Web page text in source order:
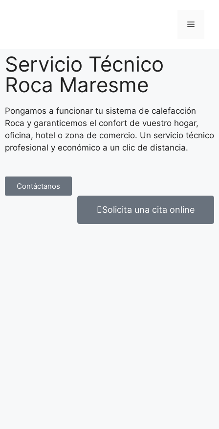
Servicio Técnico
Roca Maresme
Pongamos a funcionar tu sistema de calefacción
Roca y garanticemos el confort de vuestro hogar,
oficina, hotel o zona de comercio. Un servicio técnico
profesional y económico a un clic de distancia.
Contáctanos
Solicita una cita online